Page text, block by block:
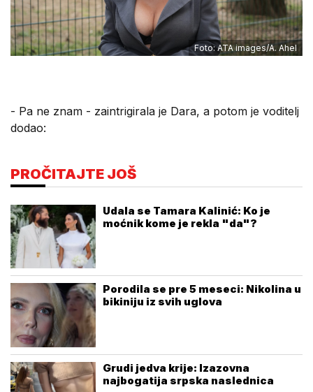
Foto: ATA images/A. Ahel
- Pa ne znam - zaintrigirala je Dara, a potom je voditelj
dodao:
PROČITAJTE JOŠ
Udala se Tamara Kalinić: Ko je
moćnik kome je rekla "da"?
Porodila se pre 5 meseci: Nikolina u
bikiniju iz svih uglova
Grudi jedva krije: Izazovna
najbogatija srpska naslednica